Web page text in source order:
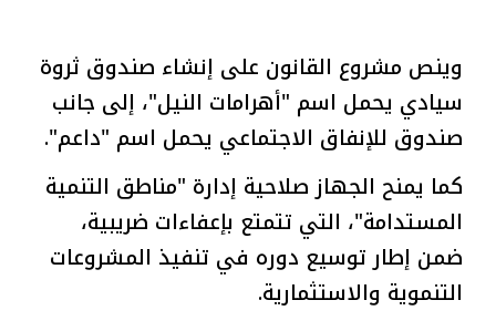
وينص مشروع القانون على إنشاء صندوق ثروة
سيادي يحمل اسم "أهرامات النيل"، إلى جانب
صندوق للإنفاق الاجتماعي يحمل اسم "داعم".
كما يمنح الجهاز صلاحية إدارة "مناطق التنمية
المستدامة"، التي تتمتع بإعفاءات ضريبية،
ضمن إطار توسيع دوره في تنفيذ المشروعات
التنموية والاستثمارية.